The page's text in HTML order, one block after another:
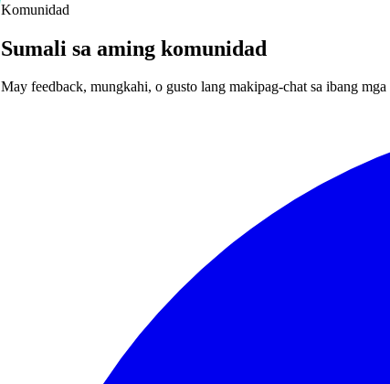
Komunidad
Sumali sa aming komunidad
May feedback, mungkahi, o gusto lang makipag-chat sa ibang